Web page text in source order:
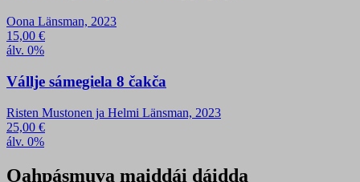
Oona Länsman, 2023
15,00 €
álv. 0%
Vállje sámegiela 8 čakča
Risten Mustonen ja Helmi Länsman, 2023
25,00 €
álv. 0%
Oahpásmuva maiddái dáidda